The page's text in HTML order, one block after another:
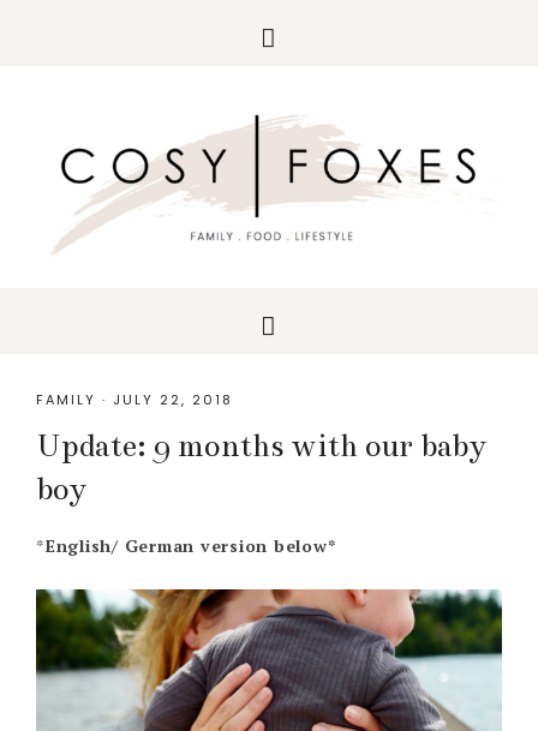
primary
navigation
primary
FAMILY · JULY 22, 2018
Update: 9 months with our baby
boy
*English/ German version below*